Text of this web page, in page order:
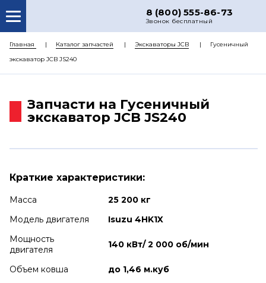
8 (800) 555-86-73
Звонок бесплатный
О НАС
ДОСТАВКА
Главная Каталог запчастей Экскаваторы JCB
Гусеничный
экскаватор JCB JS240
Запчасти на Гусеничный
экскаватор JCB JS240
Краткие характеристики:
Масса
25 200 кг
Модель двигателя
Isuzu 4HK1X
Мощность
двигателя
140 кВт/ 2 000 об/мин
Объем ковша
до 1,46 м.куб